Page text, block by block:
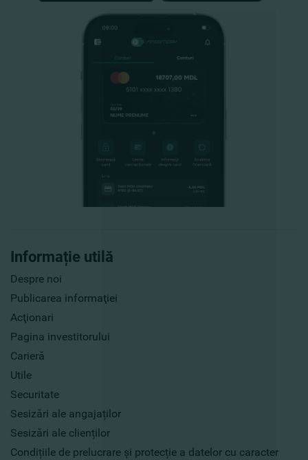
Informație utilă
Despre noi
Publicarea informaţiei
Acţionari
Pagina investitorului
Carieră
Utile
Securitate
Sesizări ale angajaților
Sesizări ale clienților
Condițiile de prelucrare și protecție a datelor cu caracter